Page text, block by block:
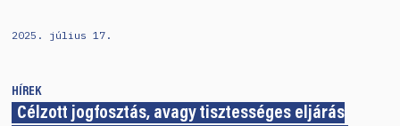
2025. július 17.
HÍREK
Célzott jogfosztás, avagy tisztességes eljárás